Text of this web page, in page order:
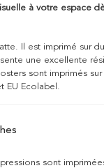
à votre espace
Il est imprimé sur
une excellente
sont imprimés
EU Ecolabel.
sont